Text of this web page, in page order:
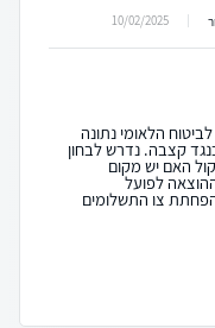
10/02/2025
הלאומי נתונה
קצבה. נדרש לבחון
האם יש מקום
לפועל
צו התשלומים